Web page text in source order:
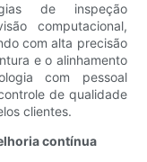
de inspeção
computacional,
com alta precisão
e o alinhamento
com pessoal
de qualidade
clientes.
contínua